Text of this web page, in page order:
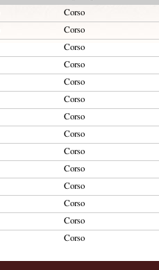
Corso
Corso
Corso
Corso
Corso
Corso
Corso
Corso
Corso
Corso
Corso
Corso
Corso
Corso